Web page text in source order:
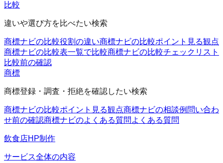
比較
違いや選び方を比べたい検索
商標ナビの比較役割の違い商標ナビの比較ポイント 見る観点
商標ナビの比較表一覧で比較商標ナビの比較チェックリスト
比較前の確認
商標
商標登録・調査・拒絶を確認したい検索
商標ナビの比較ポイント 見る観点商標ナビの相談例 問い合わ
せ前の確認商標ナビのよくある質問 よくある質問
飲食店HP制作
サービス全体の内容